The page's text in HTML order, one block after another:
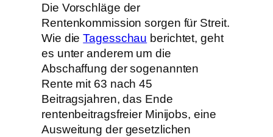
Die Vorschläge der
Rentenkommission sorgen für Streit.
Wie dieTagesschau berichtet, geht
es unter anderem um die
Abschaffung der sogenannten
Rente mit 63 nach 45
Beitragsjahren, das Ende
rentenbeitragsfreier Minijobs, eine
Ausweitung der gesetzlichen